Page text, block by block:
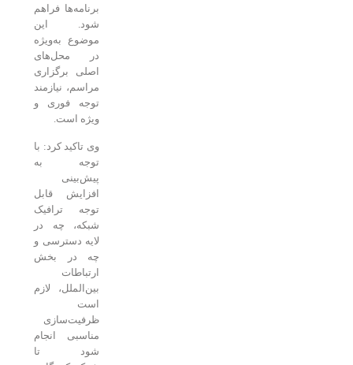
برنامه‌ها فراهم
شود. این
موضوع به‌ویژه
در محل‌های
اصلی برگزاری
مراسم، نیازمند
توجه فوری و
ویژه است.
وی تاکید کرد: با
توجه به
پیش‌بینی
افزایش قابل
توجه ترافیک
شبکه، چه در
لایه دسترسی و
چه در بخش
بین‌الملل، لازم
ظرفیت‌سازی
مناسبی انجام
شود تا